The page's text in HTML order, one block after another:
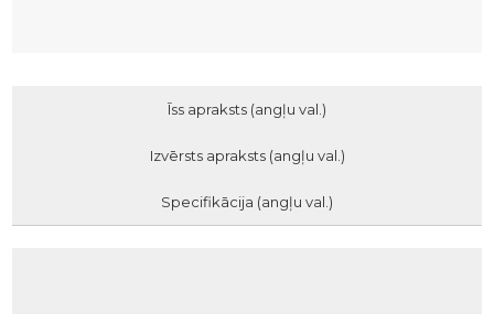
Īss apraksts (angļu val.)
Izvērsts apraksts (angļu val.)
Specifikācija (angļu val.)